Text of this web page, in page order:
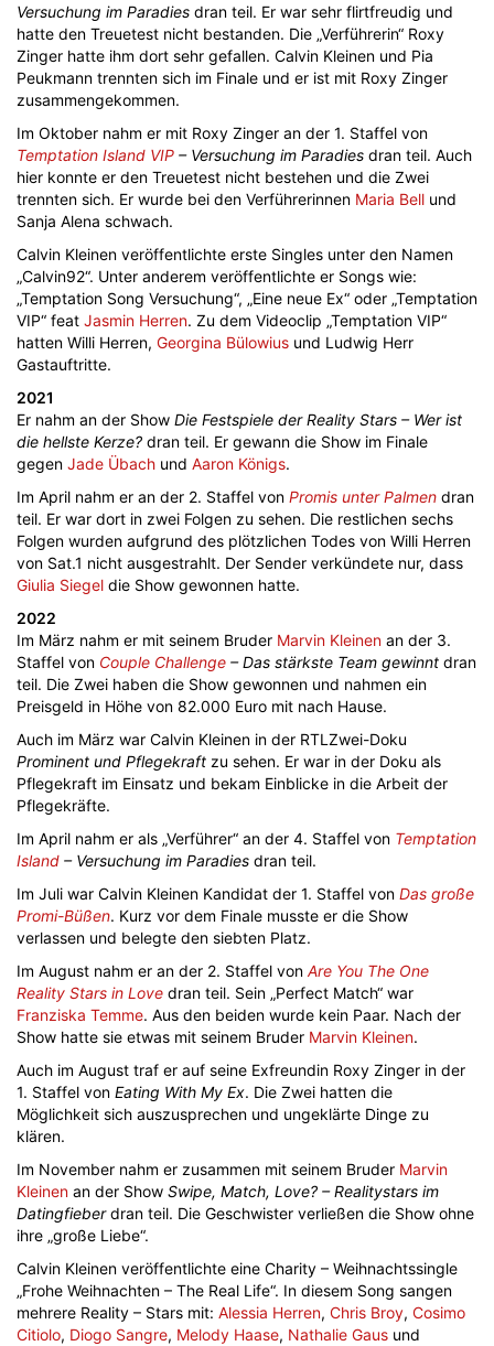
Versuchung im Paradies dran teil. Er war sehr flirtfreudig und
hatte den Treuetest nicht bestanden. Die „Verführerin“ Roxy
Zinger hatte ihm dort sehr gefallen. Calvin Kleinen und Pia
Peukmann trennten sich im Finale und er ist mit Roxy Zinger
zusammengekommen.
Im Oktober nahm er mit Roxy Zinger an der 1. Staffel von
Temptation Island VIP – Versuchung im Paradies dran teil. Auch
hier konnte er den Treuetest nicht bestehen und die Zwei
trennten sich. Er wurde bei den Verführerinnen Maria Bell und
Sanja Alena schwach.
Calvin Kleinen veröffentlichte erste Singles unter den Namen
„Calvin92“. Unter anderem veröffentlichte er Songs wie:
„Temptation Song Versuchung“, „Eine neue Ex“ oder „Temptation
VIP“ feat Jasmin Herren. Zu dem Videoclip „Temptation VIP“
hatten Willi Herren, Georgina Bülowius und Ludwig Herr
Gastauftritte.
2021
Er nahm an der Show Die Festspiele der Reality Stars – Wer ist
die hellste Kerze? dran teil. Er gewann die Show im Finale
gegen Jade Übach und Aaron Königs.
Im April nahm er an der 2. Staffel von Promis unter Palmen dran
teil. Er war dort in zwei Folgen zu sehen. Die restlichen sechs
Folgen wurden aufgrund des plötzlichen Todes von Willi Herren
von Sat.1 nicht ausgestrahlt. Der Sender verkündete nur, dass
Giulia Siegel die Show gewonnen hatte.
2022
Im März nahm er mit seinem Bruder Marvin Kleinen an der 3.
Staffel von Couple Challenge – Das stärkste Team gewinnt dran
teil. Die Zwei haben die Show gewonnen und nahmen ein
Preisgeld in Höhe von 82.000 Euro mit nach Hause.
Auch im März war Calvin Kleinen in der RTLZwei-Doku
Prominent und Pflegekraft zu sehen. Er war in der Doku als
Pflegekraft im Einsatz und bekam Einblicke in die Arbeit der
Pflegekräfte.
Im April nahm er als „Verführer“ an der 4. Staffel von Temptation
Island – Versuchung im Paradies dran teil.
Im Juli war Calvin Kleinen Kandidat der 1. Staffel von Das große
Promi-Büßen. Kurz vor dem Finale musste er die Show
verlassen und belegte den siebten Platz.
Im August nahm er an der 2. Staffel von Are You The One
Reality Stars in Love dran teil. Sein „Perfect Match“ war
Franziska Temme. Aus den beiden wurde kein Paar. Nach der
Show hatte sie etwas mit seinem Bruder Marvin Kleinen.
Auch im August traf er auf seine Exfreundin Roxy Zinger in der
1. Staffel von Eating With My Ex. Die Zwei hatten die
Möglichkeit sich auszusprechen und ungeklärte Dinge zu
klären.
Im November nahm er zusammen mit seinem Bruder Marvin
Kleinen an der Show Swipe, Match, Love? – Realitystars im
Datingfieberdran teil. Die Geschwister verließen die Show ohne
ihre „große Liebe“.
Calvin Kleinen veröffentlichte eine Charity – Weihnachtssingle
„Frohe Weihnachten – The Real Life“. In diesem Song sangen
mehrere Reality – Stars mit: Alessia Herren, Chris Broy, Cosimo
Citiolo, Diogo Sangre, Melody Haase, Nathalie Gaus und